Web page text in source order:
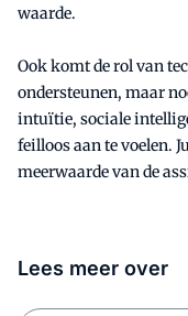
waarde.
Ook komt de rol van
ondersteunen, maar
intuïtie, sociale
feilloos aan te voelen.
meerwaarde van de
Lees meer over